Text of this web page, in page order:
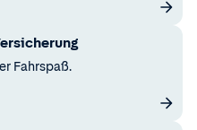
Fahrspaß.